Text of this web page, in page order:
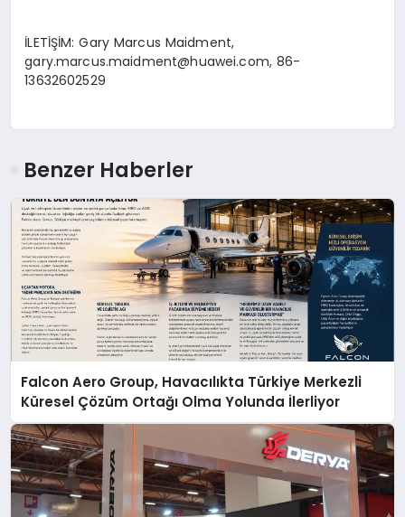
İLETİŞİM: Gary Marcus Maidment,
gary.marcus.maidment@huawei.com, 86-
13632602529
Benzer Haberler
Falcon Aero Group, Havacılıkta Türkiye Merkezli
Küresel Çözüm Ortağı Olma Yolunda İlerliyor